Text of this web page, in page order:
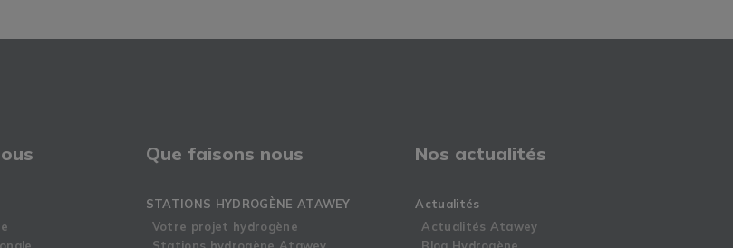
Que faisons nous
STATIONS HYDROGÈNE ATAWEY
Votre projet hydrogène
Stations hydrogène Atawey
Nos actualités
Actualités
Actualités Atawey
Blog Hydrogène